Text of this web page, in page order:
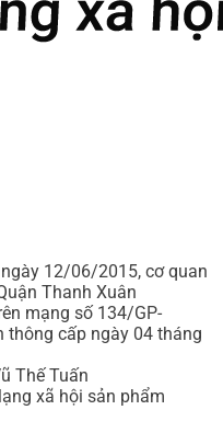
12/06/2015, cơ quan
Thanh Xuân
mạng số 134/GP-
thông cấp ngày 04 tháng
Thế Tuấn
xã hội sản phẩm